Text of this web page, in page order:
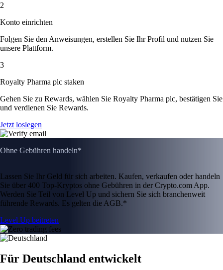
2
Konto einrichten
Folgen Sie den Anweisungen, erstellen Sie Ihr Profil und nutzen Sie
unsere Plattform.
3
Royalty Pharma plc staken
Gehen Sie zu Rewards, wählen Sie Royalty Pharma plc, bestätigen Sie
und verdienen Sie Rewards.
Jetzt loslegen
Ohne Gebühren handeln*
Lassen Sie Ihr Geld für sich arbeiten. Kaufen, verkaufen oder handeln
Sie über 400 Top-Kryptos ohne Gebühren in der Crypto.com App.
Werden Sie Teil von Level Up und sichern Sie sich branchenweit
führende Rewards. Es gelten die AGB.*
Level Up beitreten
Für Deutschland entwickelt